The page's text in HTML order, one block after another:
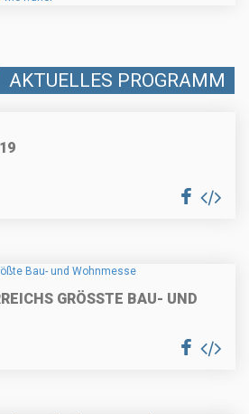
AKTUELLES PROGRAMM
GRÖSSTE BAU- UND W